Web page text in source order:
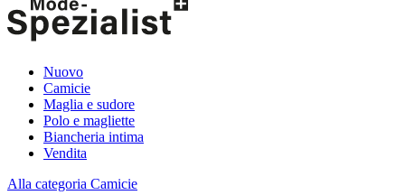
Nuovo
Camicie
Maglia e sudore
Polo e magliette
Biancheria intima
Vendita
Alla categoria Camicie